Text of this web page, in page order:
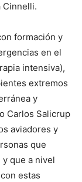
Cinnelli.
formación y
en el
intensiva),
extremos
y
Carlos Salicrup
aviadores y
que
que a nivel
estas